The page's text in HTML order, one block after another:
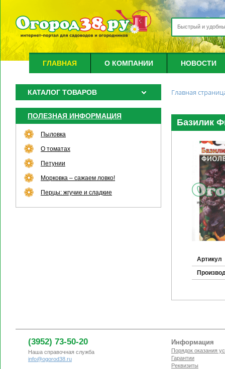
ГЛАВНАЯ О КОМПАНИИ НОВОСТИ
КАТАЛОГ ТОВАРОВ
ПОЛЕЗНАЯ ИНФОРМАЦИЯ
Пыловка
О томатах
Петунии
Морковка – сажаем ловко!
Перцы: жгучие и сладкие
Главная
Базилик
Артикул
(3952) 73-50-20
Наша справочная служба
info@ogorod38.ru
Информация
Порядок оказания
Гарантии
Реквизиты